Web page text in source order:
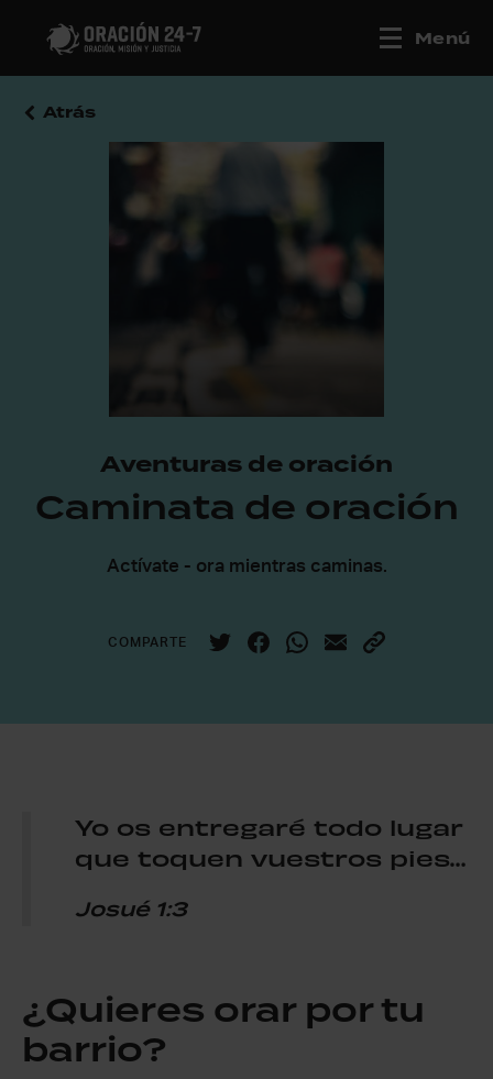
Menú
Atrás
Aventuras de oración
Caminata de oración
Actívate - ora mientras caminas.
COMPARTE
Yo os entregaré todo lugar
que toquen vuestros pies…
Josué 1:3
¿Quieres orar por tu
barrio?